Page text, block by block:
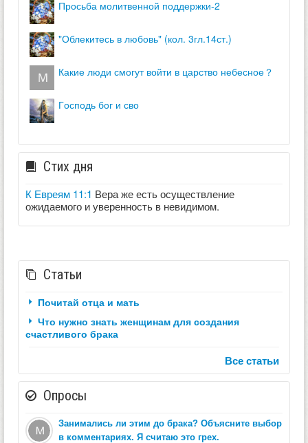
просьба молитвенной поддержки-2
"облекитесь в любовь" (кол. 3гл.14ст.)
какие люди смогут войти в царство небесное？
господь бог и сво
Стих дня
К Евреям 11:1 Вера же есть осуществление
ожидаемого и уверенность в невидимом.
Статьи
Почитай отца и мать
Что нужно знать женщинам для создания
счастливого брака
Все статьи
Опросы
Занимались ли этим до брака? Объясните выбор
в комментариях. Я считаю это грех.